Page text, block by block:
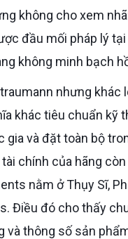
không cho xem
đầu mối pháp lý
không minh bạch
khác tiêu chuẩn kỹ
gia và đặt toàn bộ
chính của hãng
nằm ở Thụy Sĩ,
Điều đó cho thấy
thông số sản